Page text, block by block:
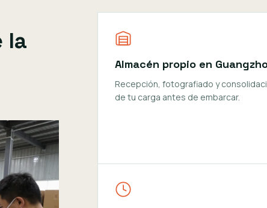
la
Almacén propio en
Recepción, fotografiado y
de tu carga antes de embarcar.